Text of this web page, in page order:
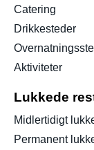
Catering
Drikkesteder
Aktiviteter
Lukkede
Midlertidigt
Permanent